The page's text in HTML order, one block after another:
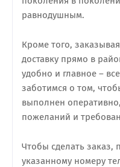
равнодушным.
Кроме того,
доставку прямо в
удобно и главное –
заботимся о том,
выполнен
пожеланий и
Чтобы сделать заказ,
указанному номеру